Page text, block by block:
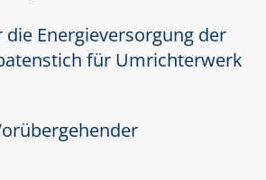
Energieversorgung der
für Umrichterwerk